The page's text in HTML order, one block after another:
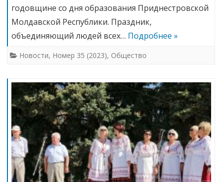
годовщине со дня образования Приднестровской
Молдавской Республики. Праздник,
объединяющий людей всех… Подробнее »
Новости, Номер 35 (2023), Общество